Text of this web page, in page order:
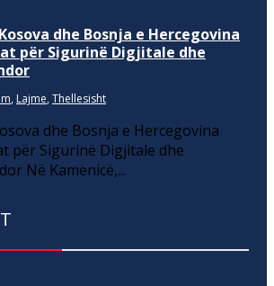
dhe Bosnja e Hercegovina
për Sigurinë Digjitale dhe
, Lajme, Thellesisht
dhe Bosnja e Hercegovina
për Sigurinë Digjitale dhe
Në Kamenicë,...